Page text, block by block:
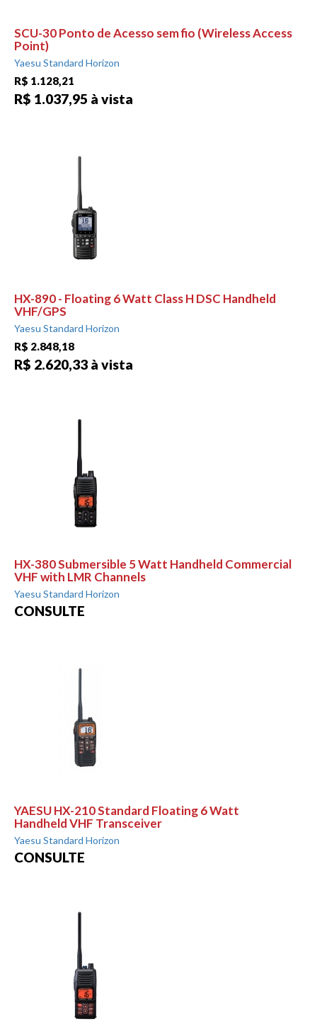
SCU-30 Ponto de Acesso sem fio (Wireless Access
Point)
Yaesu Standard Horizon
R$ 1.128,21
R$ 1.037,95 à vista
HX-890 - Floating 6 Watt Class H DSC Handheld
VHF/GPS
Yaesu Standard Horizon
R$ 2.848,18
R$ 2.620,33 à vista
HX-380 Submersible 5 Watt Handheld Commercial
VHF with LMR Channels
Yaesu Standard Horizon
CONSULTE
YAESU HX-210 Standard Floating 6 Watt
Handheld VHF Transceiver
Yaesu Standard Horizon
CONSULTE